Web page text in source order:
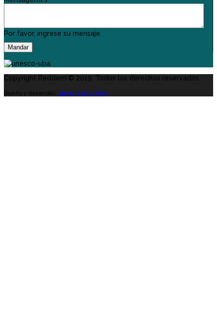
Por favor, ingrese su mensaje
Mandar
Copyright Reddem © 2019. Todos los derechos reservados.
Diseño y desarrollo: Super Diseño Web